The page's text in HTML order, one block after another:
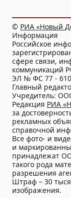
© РИА «Новый
Информация
Российское
сфере связи,
коммуникаций
ЭЛ № ФС 77 -
Главный
Учредитель:
Редакция РИА
за
рекламных
справочной
Все фото- и
и
принадлежат
такого рода
разрешения
Штраф – 30
изображения.